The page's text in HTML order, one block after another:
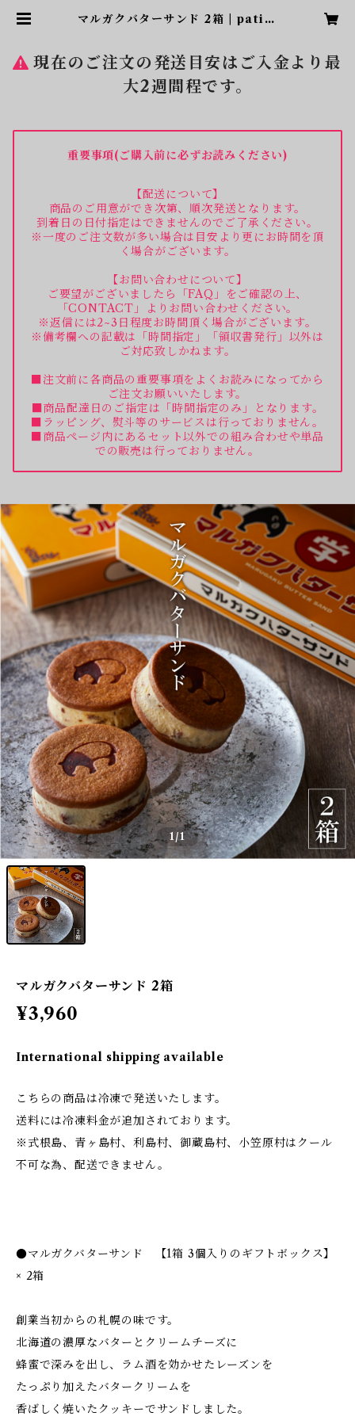
マルガクバターサンド 2箱 | patiss
現在のご注文の発送目安はご入金より最
大2週間程です。
重要事項(ご購入前に必ずお読みください)
【配送について】
商品のご用意ができ次第、順次発送となります。
到着日の日付指定はできませんのでご了承ください。
※一度のご注文数が多い場合は目安より更にお時間を頂
く場合がございます。
【お問い合わせについて】
ご要望がございましたら「FAQ」をご確認の上、
「CONTACT」よりお問い合わせください。
※返信には2~3日程度お時間頂く場合がございます。
※備考欄への記載は「時間指定」「領収書発行」以外は
ご対応致しかねます。
■注文前に各商品の重要事項をよくお読みになってから
ご注文お願いいたします。
■商品配達日のご指定は「時間指定のみ」となります。
■ラッピング、熨斗等のサービスは行っておりません。
■商品ページ内にあるセット以外での組み合わせや単品
での販売は行っておりません。
1/1
マルガクバターサンド 2箱
¥3,960
International shipping available
こちらの商品は冷凍で発送いたします。
送料には冷凍料金が追加されております。
※式根島、青ヶ島村、利島村、御蔵島村、小笠原村はクール
不可な為、配送できません。
●マルガクバターサンド 【1箱 3個入りのギフトボックス】
× 2箱
創業当初からの札幌の味です。
北海道の濃厚なバターとクリームチーズに
蜂蜜で深みを出し、ラム酒を効かせたレーズンを
たっぷり加えたバタークリームを
香ばしく焼いたクッキーでサンドしました。